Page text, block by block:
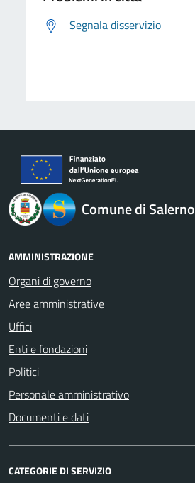
Segnala disservizio
logo Unione Europea
Comune di Salerno
AMMINISTRAZIONE
Organi di governo
Aree amministrative
Uffici
Enti e fondazioni
Politici
Personale amministrativo
Documenti e dati
CATEGORIE DI SERVIZIO